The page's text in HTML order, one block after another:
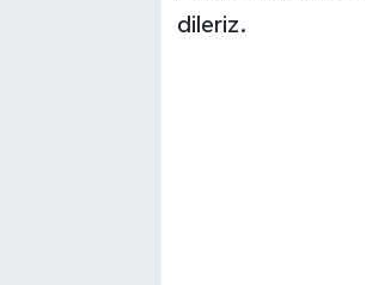
dileriz.